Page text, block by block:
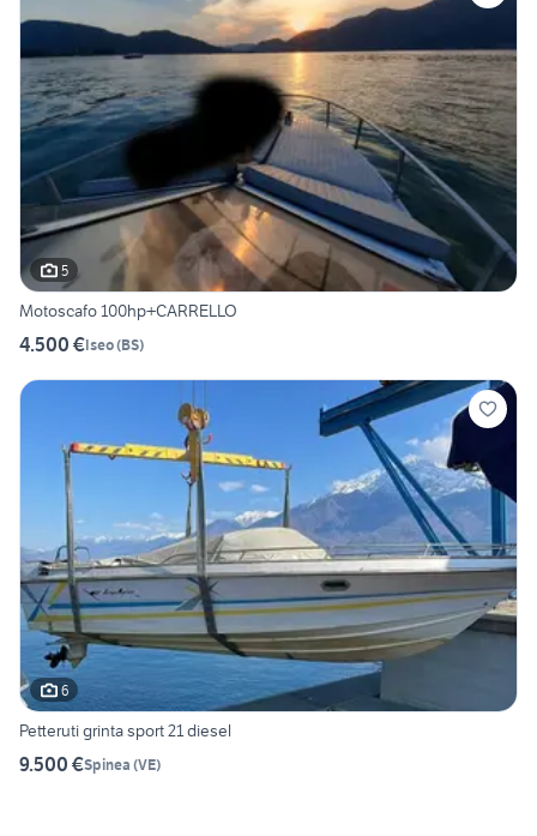
5
Motoscafo 100hp+CARRELLO
4.500 €Iseo(BS)
6
Petteruti grinta sport 21 diesel
9.500 €Spinea (VE)